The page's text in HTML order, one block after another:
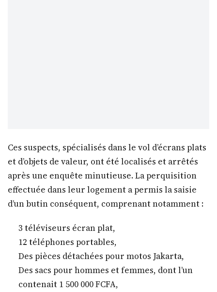
Ces suspects, spécialisés dans le vol d’écrans plats
et d’objets de valeur, ont été localisés et arrêtés
après une enquête minutieuse. La perquisition
effectuée dans leur logement a permis la saisie
d’un butin conséquent, comprenant notamment :
3 téléviseurs écran plat,
12 téléphones portables,
Des pièces détachées pour motos Jakarta,
Des sacs pour hommes et femmes, dont l’un
contenait 1 500 000 FCFA,